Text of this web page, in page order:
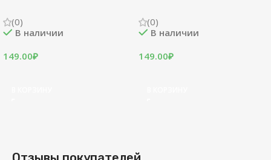
(0)
В наличии
149.00₽
(0)
В наличии
149.00₽